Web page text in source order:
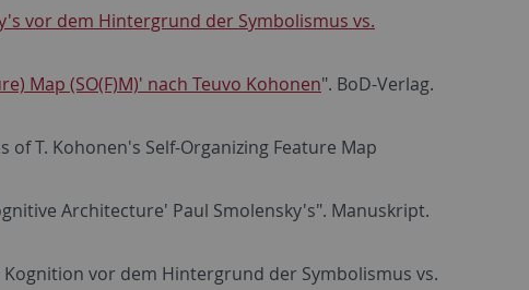
vor dem Hintergrund der Symbolismus vs.
Map (SO(F)M)' nach Teuvo Kohonen". BoD-Verlag.
of T. Kohonen's Self-Organizing Feature Map
Architecture' Paul Smolensky's". Manuskript.
vor dem Hintergrund der Symbolismus vs.